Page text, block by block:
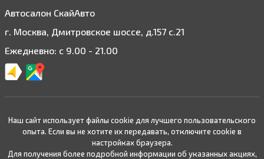
Автосалон СкайАвто
г. Москва, Дмитровское шоссе, д.157 с.21
Ежедневно: с 9.00 - 21.00
Наш сайт использует файлы cookie для лучшего пользовательского
опыта. Если вы не хотите их передавать, отключите cookie в
настройках браузера.
Для получения более подробной информации об указанных акциях,